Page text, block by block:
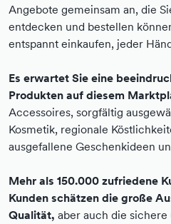
Angebote gemeinsam an, die
entdecken und bestellen
entspannt einkaufen, jeder
Es erwartet Sie eine
Produkten auf diesem
Accessoires, sorgfältig
Kosmetik, regionale
ausgefallene Geschenkideen
Mehr als 150.000 zufriedene
Kunden schätzen die große
Qualität, aber auch die